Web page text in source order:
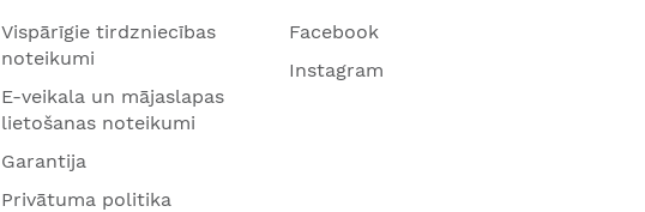
Vispārīgie tirdzniecības
noteikumi
E-veikala un mājaslapas
lietošanas noteikumi
Garantija
Privātuma politika
Facebook
Instagram